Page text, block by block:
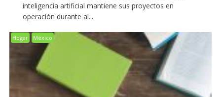
inteligencia artificial mantiene sus proyectos en
operación durante al...
Hogar México